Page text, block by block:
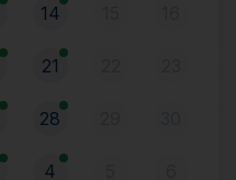
14
21
28
4